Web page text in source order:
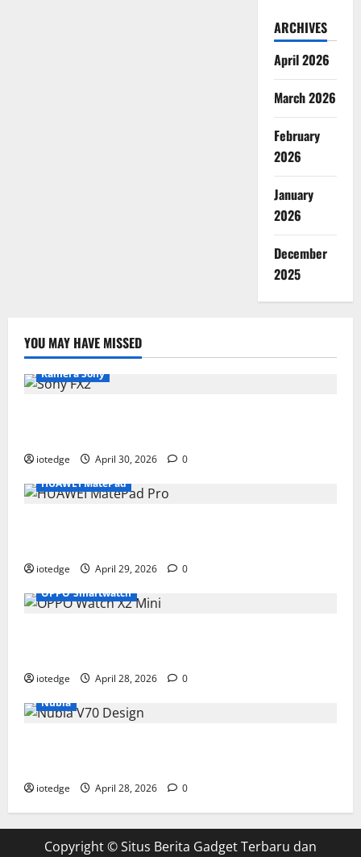
ARCHIVES
April 2026
March 2026
February
2026
January
2026
December
2025
YOU MAY HAVE MISSED
Kamera Sony
iotedge April 30, 2026
0
HUAWEI MatePad
iotedge April 29, 2026
0
OPPO Smartwatch
iotedge April 28, 2026
0
Nubia
iotedge April 28, 2026 0
Copyright ©Situs Berita Gadget Terbaru dan